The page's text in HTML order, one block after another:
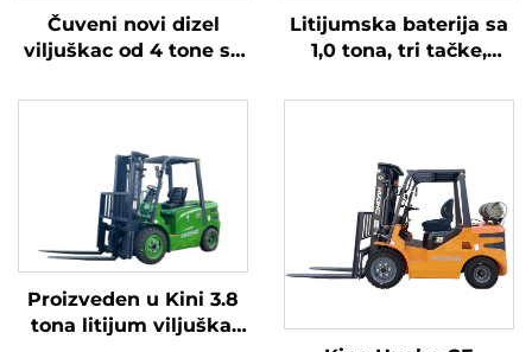
Čuveni novi dizel
viljuškac od 4 tone sa
japanskim ISUZU
Litijumska baterija sa
1,0 tona, tri tačke,
litijumska baterija,
Proizveden u Kini 3.8
tona litijum viljuška,